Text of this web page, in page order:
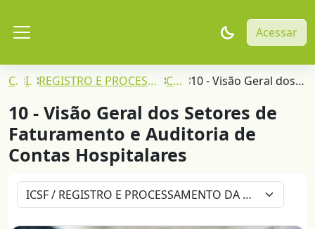
Acessar
Cursos ICSF REGISTRO E PROCESSAMENTO DA PRODUÇÃO ASSISTENCIAL (FATURAMENTO SUS) Ciclo Básico 10 - Visão Geral dos Setores de Faturamento e Auditoria de Contas Hospitalares
10 - Visão Geral dos Setores de
Faturamento e Auditoria de
Contas Hospitalares
Categorias de Cursos